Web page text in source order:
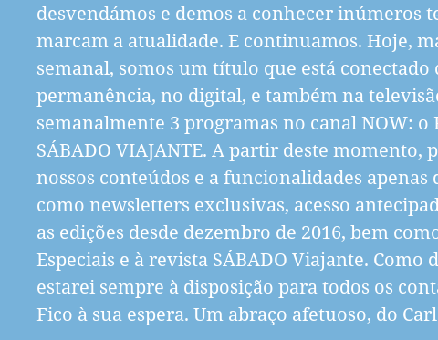
desvendámos e demos a conhecer inúmeros
marcam a atualidade. E continuamos. Hoje,
semanal, somos um título que está
permanência, no digital, e também na
semanalmente 3 programas no canal NOW: o
SÁBADO VIAJANTE. A partir deste momento,
nossos conteúdos e a funcionalidades
como newsletters exclusivas, acesso
as edições desde dezembro de 2016, bem
Especiais e à revista SÁBADO Viajante.
estarei sempre à disposição para todos os
Fico à sua espera. Um abraço afetuoso, do